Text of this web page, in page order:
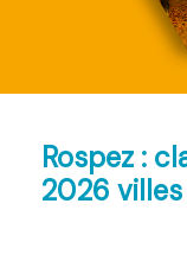
Rospez :
2026